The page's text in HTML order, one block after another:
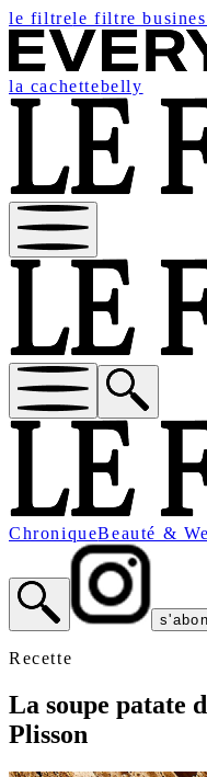
le filtrele filtre
la cachettebelly
ChroniqueBeauté &
Recette
La soupe patate
Plisson